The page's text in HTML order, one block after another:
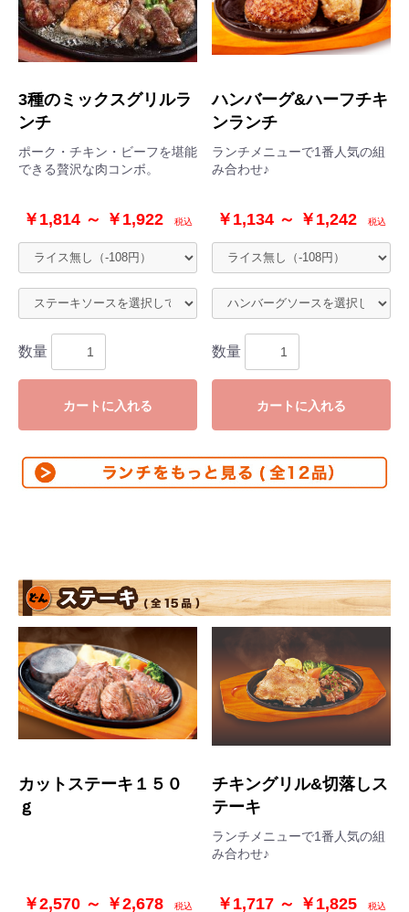
3種のミックスグリルラ
ンチ
ポーク・チキン・ビーフを堪能
できる贅沢な肉コンボ。
￥1,814 ～ ￥1,922 税込
数量
カートに入れる
ハンバーグ&ハーフチキ
ンランチ
ランチメニューで1番人気の組
み合わせ♪
￥1,134 ～ ￥1,242 税込
数量
カートに入れる
カットステーキ１５０
ｇ
￥2,570 ～ ￥2,678 税込
チキングリル&切落しス
テーキ
ランチメニューで1番人気の組
み合わせ♪
￥1,717 ～ ￥1,825 税込